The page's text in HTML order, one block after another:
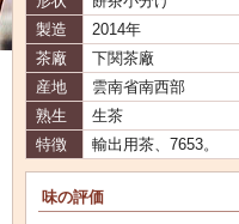
製造
2014年
茶廠
下関茶廠
産地
雲南省南西部
熟生
生茶
特徴
輸出用茶、7653。
味の評価